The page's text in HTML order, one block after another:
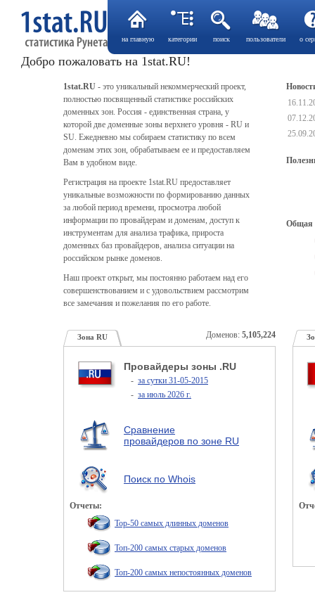
на главную категории поиск пользователи о
Добро пожаловать на 1stat.RU!
1stat.RU - это уникальный некоммерческий проект,
полностью посвященный статистике российских
доменных зон. Россия - единственная страна, у
которой две доменные зоны верхнего уровня - RU и
SU. Ежедневно мы собираем статистику по всем
доменам этих зон, обрабатываем ее и предоставляем
Вам в удобном виде.
Регистрация на проекте 1stat.RU предоставляет
уникальные возможности по формированию данных
за любой период времени, просмотра любой
информации по провайдерам и доменам, доступ к
инструментам для анализа трафика, прироста
доменных баз провайдеров, анализа ситуации на
российском рынке доменов.
Наш проект открыт, мы постоянно работаем над его
совершенствованием и с удовольствием рассмотрим
все замечания и пожелания по его работе.
Общая
Доменов: 5,105,224
Зона RU
Провайдеры зоны .RU
- за сутки 31-05-2015
- за июль 2026 г.
Сравнение
провайдеров по зоне RU
Поиск по Whois
Отчеты:
Top-50 самых длинных доменов
Топ-200 самых старых доменов
Топ-200 самых непостоянных доменов